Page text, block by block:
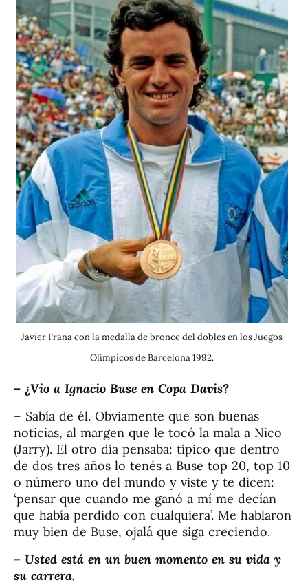
Javier Frana con la medalla de bronce del dobles en los Juegos
Olímpicos de Barcelona 1992.
– ¿Vio a Ignacio Buse en Copa Davis?
– Sabía de él. Obviamente que son buenas
noticias, al margen que le tocó la mala a Nico
(Jarry). El otro día pensaba: típico que dentro
de dos tres años lo tenés a Buse top 20, top 10
o número uno del mundo y viste y te dicen:
‘pensar que cuando me ganó a mí me decían
que había perdido con cualquiera’. Me hablaron
muy bien de Buse, ojalá que siga creciendo.
– Usted está en un buen momento en su vida y
su carrera.